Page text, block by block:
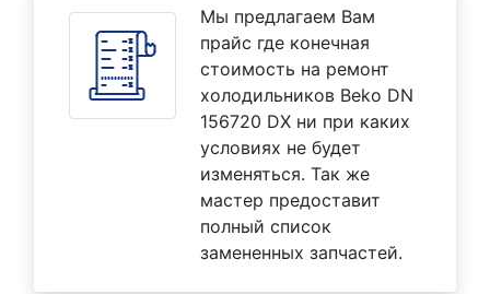
Мы предлагаем Вам
прайс где конечная
стоимость на ремонт
холодильников Beko DN
156720 DX ни при каких
условиях не будет
изменяться. Так же
мастер предоставит
полный список
замененных запчастей.